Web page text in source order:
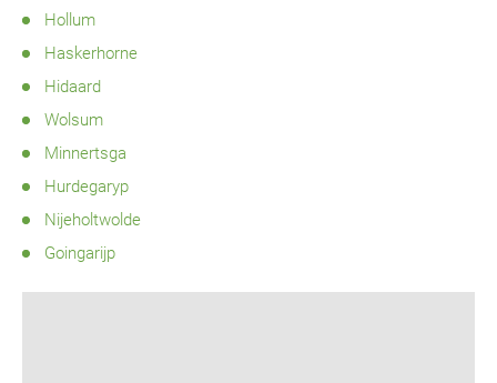
Hollum
Haskerhorne
Hidaard
Wolsum
Minnertsga
Hurdegaryp
Nijeholtwolde
Goingarijp